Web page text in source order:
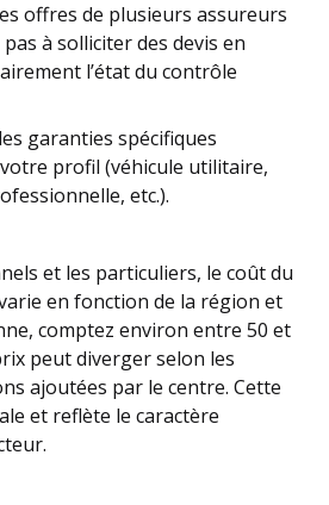
offres de plusieurs assureurs
pas à solliciter des devis en
l’état du contrôle
garanties spécifiques
profil (véhicule utilitaire,
etc.).
et les particuliers, le coût du
en fonction de la région et
comptez environ entre 50 et
peut diverger selon les
ajoutées par le centre. Cette
et reflète le caractère